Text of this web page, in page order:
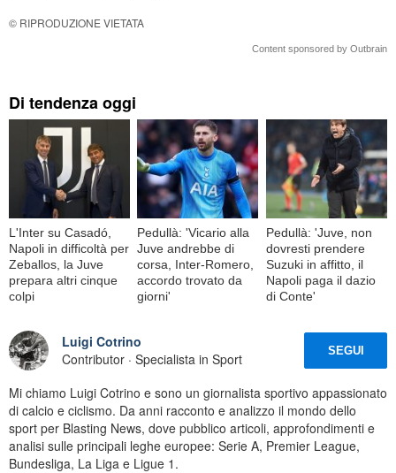
© RIPRODUZIONE VIETATA
Content sponsored by Outbrain
Di tendenza oggi
L'Inter su Casadó,
Napoli in difficoltà per
Zeballos, la Juve
prepara altri cinque
colpi
Pedullà: 'Vicario alla
Juve andrebbe di
corsa, Inter-Romero,
accordo trovato da
giorni'
Pedullà: 'Juve, non
dovresti prendere
Suzuki in affitto, il
Napoli paga il dazio
di Conte'
Luigi Cotrino
Contributor · Specialista in Sport
SEGUI
Mi chiamo Luigi Cotrino e sono un giornalista sportivo appassionato
di calcio e ciclismo. Da anni racconto e analizzo il mondo dello
sport per Blasting News, dove pubblico articoli, approfondimenti e
analisi sulle principali leghe europee: Serie A, Premier League,
Bundesliga, La Liga e Ligue 1.